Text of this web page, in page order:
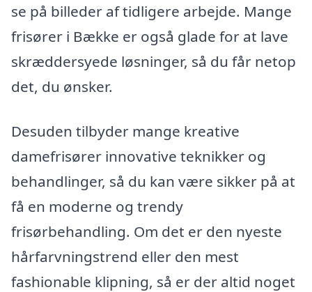
se på billeder af tidligere arbejde. Mange
frisører i Bække er også glade for at lave
skræddersyede løsninger, så du får netop
det, du ønsker.
Desuden tilbyder mange kreative
damefrisører innovative teknikker og
behandlinger, så du kan være sikker på at
få en moderne og trendy
frisørbehandling. Om det er den nyeste
hårfarvningstrend eller den mest
fashionable klipning, så er der altid noget